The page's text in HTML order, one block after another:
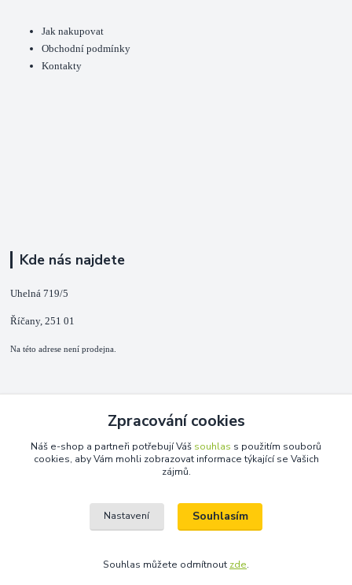
Jak nakupovat
Obchodní podmínky
Kontakty
Kde nás najdete
Uhelná 719/5
Říčany, 251 01
Na této adrese není prodejna.
+420 725 889 873
(Po-Ne, 9-18 hod.)
Zpracování cookies
Náš e-shop a partneři potřebují Váš souhlas s použitím souborů
cookies, aby Vám mohli zobrazovat informace týkající se Vašich
zájmů.
Nastavení Souhlasím
Souhlas můžete odmítnout zde.